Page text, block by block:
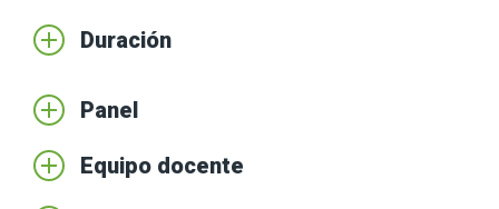
Duración
Panel
Equipo docente